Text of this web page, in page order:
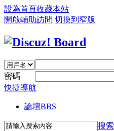
設為首頁收藏本站
開啟輔助訪問 切換到窄版
密碼
快捷導航
論壇BBS
搜索